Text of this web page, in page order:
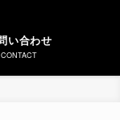
い合わせ
CONTACT